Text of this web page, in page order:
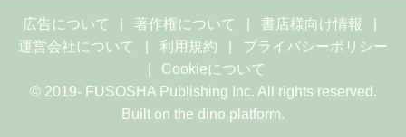
広告について 著作権について
書店様向け情報
運営会社について
利用規約
プライバシーポリシー
Cookieについて
© 2019- FUSOSHA Publishing Inc. All rights reserved.
Built on the dino platform.